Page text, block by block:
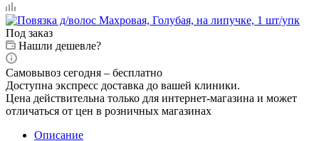
Под заказ
Нашли дешевле?
Самовывоз сегодня – бесплатно
Доступна экспресс доставка до вашей клиники.
Цена действительна только для интернет-магазина и может
отличаться от цен в розничных магазинах
Описание